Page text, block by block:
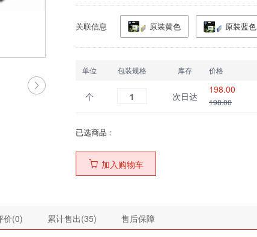
关联信息 原装黄色 原装蓝色
单位 包装规格 库存 价格
个 1 次日达
198.00
198.00
已选商品：
加入购物车
价(0) 累计售出(35) 售后保障